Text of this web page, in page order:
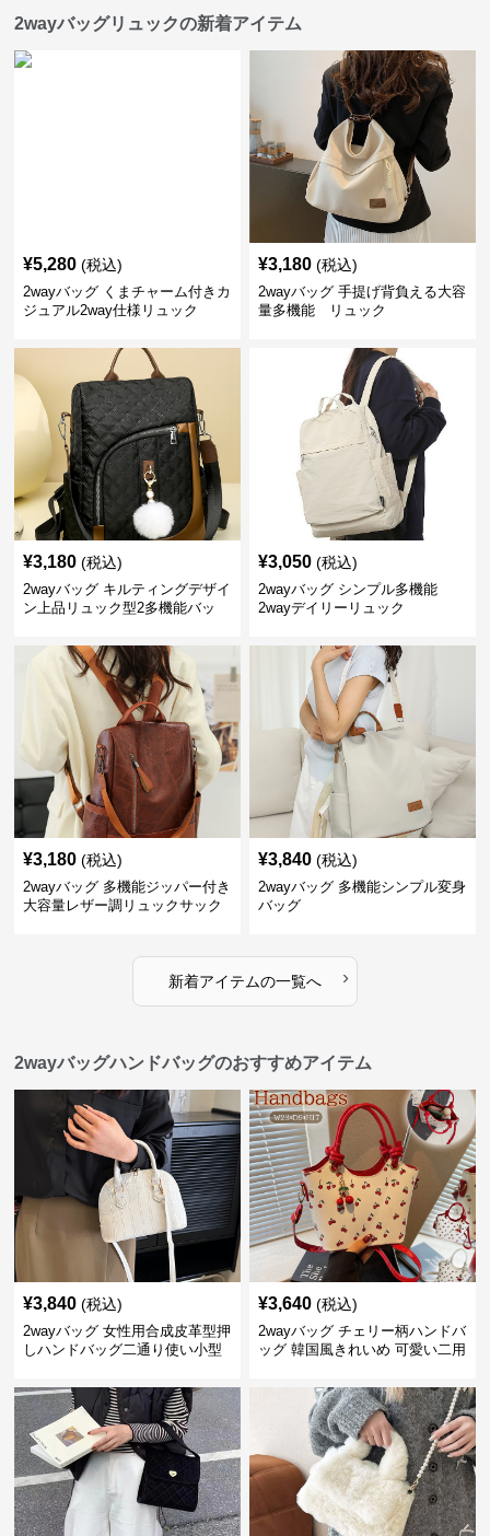
2wayバッグリュックの新着アイテム
¥5,280 (税込)
2wayバッグ くまチャーム付きカ
ジュアル2way仕様リュック
¥3,180 (税込)
2wayバッグ 手提げ背負える大容
量多機能 リュック
¥3,180 (税込)
2wayバッグ キルティングデザイ
ン上品リュック型2多機能バッ
¥3,050 (税込)
2wayバッグ シンプル多機能
2wayデイリーリュック
¥3,180 (税込)
2wayバッグ 多機能ジッパー付き
大容量レザー調リュックサック
¥3,840 (税込)
2wayバッグ 多機能シンプル変身
バッグ
新着アイテムの一覧へ ›
2wayバッグハンドバッグのおすすめアイテム
¥3,840 (税込)
2wayバッグ 女性用合成皮革型押
しハンドバッグ二通り使い小型
¥3,640 (税込)
2wayバッグ チェリー柄ハンドバ
ッグ 韓国風きれいめ 可愛い二用